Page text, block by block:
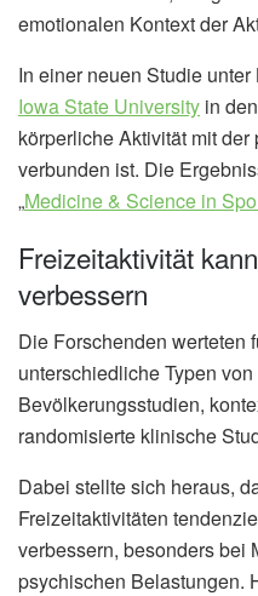
emotionalen Kontext der
In einer neuen Studie
Iowa State University in
körperliche Aktivität mit
verbunden ist. Die
„Medicine & Science in
Freizeitaktivität
verbessern
Die Forschenden werteten
unterschiedliche Typen
Bevölkerungsstudien,
randomisierte klinische
Dabei stellte sich heraus,
Freizeitaktivitäten
verbessern, besonders bei
psychischen Belastungen.